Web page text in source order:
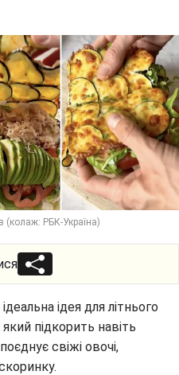
(колаж: РБК-Україна)
ідея для літнього
підкорить навіть
свіжі овочі,